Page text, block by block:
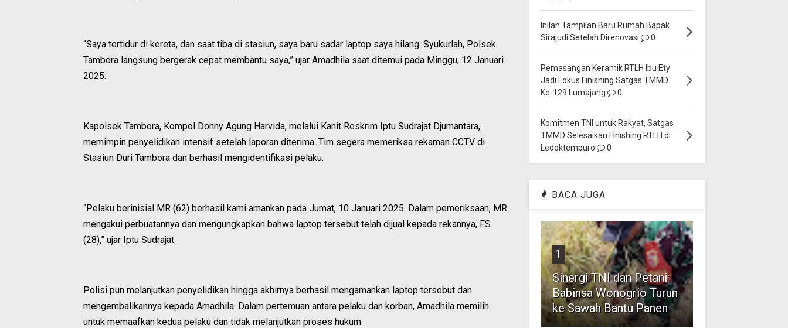
“Saya tertidur di kereta, dan saat tiba di stasiun, saya baru sadar laptop saya hilang. Syukurlah, Polsek
Tambora langsung bergerak cepat membantu saya,” ujar Amadhila saat ditemui pada Minggu, 12 Januari
2025.
Kapolsek Tambora, Kompol Donny Agung Harvida, melalui Kanit Reskrim Iptu Sudrajat Djumantara,
memimpin penyelidikan intensif setelah laporan diterima. Tim segera memeriksa rekaman CCTV di
Stasiun Duri Tambora dan berhasil mengidentifikasi pelaku.
“Pelaku berinisial MR (62) berhasil kami amankan pada Jumat, 10 Januari 2025. Dalam pemeriksaan, MR
mengakui perbuatannya dan mengungkapkan bahwa laptop tersebut telah dijual kepada rekannya, FS
(28),” ujar Iptu Sudrajat.
Polisi pun melanjutkan penyelidikan hingga akhirnya berhasil mengamankan laptop tersebut dan
mengembalikannya kepada Amadhila. Dalam pertemuan antara pelaku dan korban, Amadhila memilih
untuk memaafkan kedua pelaku dan tidak melanjutkan proses hukum.
Inilah Tampilan Baru Rumah Bapak
Sirajudi Setelah Direnovasi
0
Pemasangan Keramik RTLH Ibu Ety
Jadi Fokus Finishing Satgas TMMD
Ke-129 Lumajang
0
Komitmen TNI untuk Rakyat, Satgas
TMMD Selesaikan Finishing RTLH di
Ledoktempuro
0
BACA JUGA
1
Sinergi TNI dan Petani:
Babinsa Wonogrio Turun
ke Sawah Bantu Panen